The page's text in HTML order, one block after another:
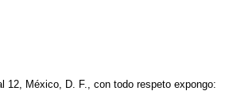
12, México, D. F., con todo respeto expongo: